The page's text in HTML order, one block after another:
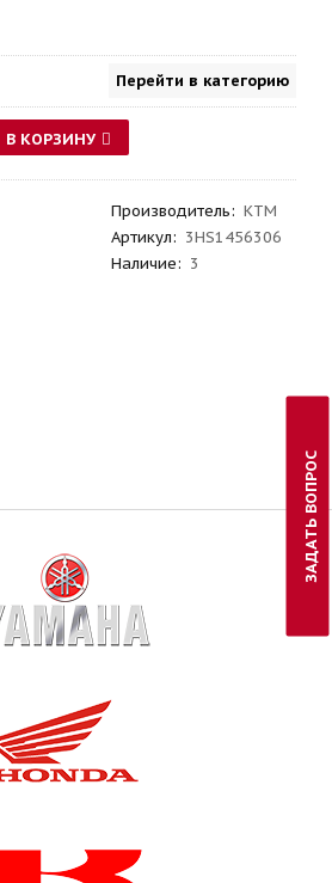
Перейти в категорию
В КОРЗИНУ
Производитель: KTM
Артикул: 3HS1456306
Наличие: 3
ЗАДАТЬ ВОПРОС